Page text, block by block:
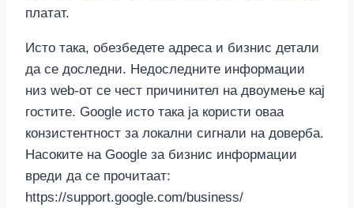
платат.
Исто така, обезбедете адреса и бизнис детали
да се доследни. Недоследните информации
низ web-от се чест причинител на двоумење кај
гостите. Google исто така ја користи оваа
конзистентност за локални сигнали на доверба.
Насоките на Google за бизнис информации
вреди да се прочитаат:
https://support.google.com/business/